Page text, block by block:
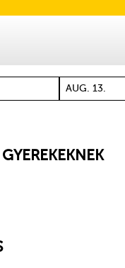
AUG. 13.